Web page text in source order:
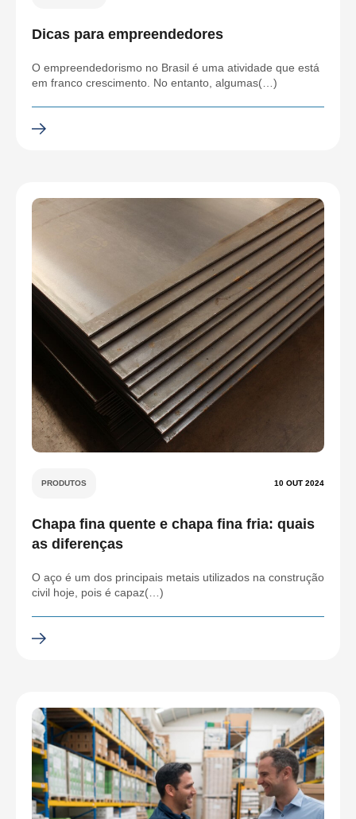
Dicas para empreendedores
O empreendedorismo no Brasil é uma atividade que está
em franco crescimento. No entanto, algumas(…)
PRODUTOS 10 OUT 2024
Chapa fina quente e chapa fina fria: quais
as diferenças
O aço é um dos principais metais utilizados na construção
civil hoje, pois é capaz(…)